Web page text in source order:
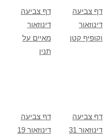
דף צביעה
דינוזאור
מאיים על
תנין
דף צביעה
דינוזאור
וקופיף קטן
דף צביעה
דינוזאור 19
דף צביעה
דינוזאור 31